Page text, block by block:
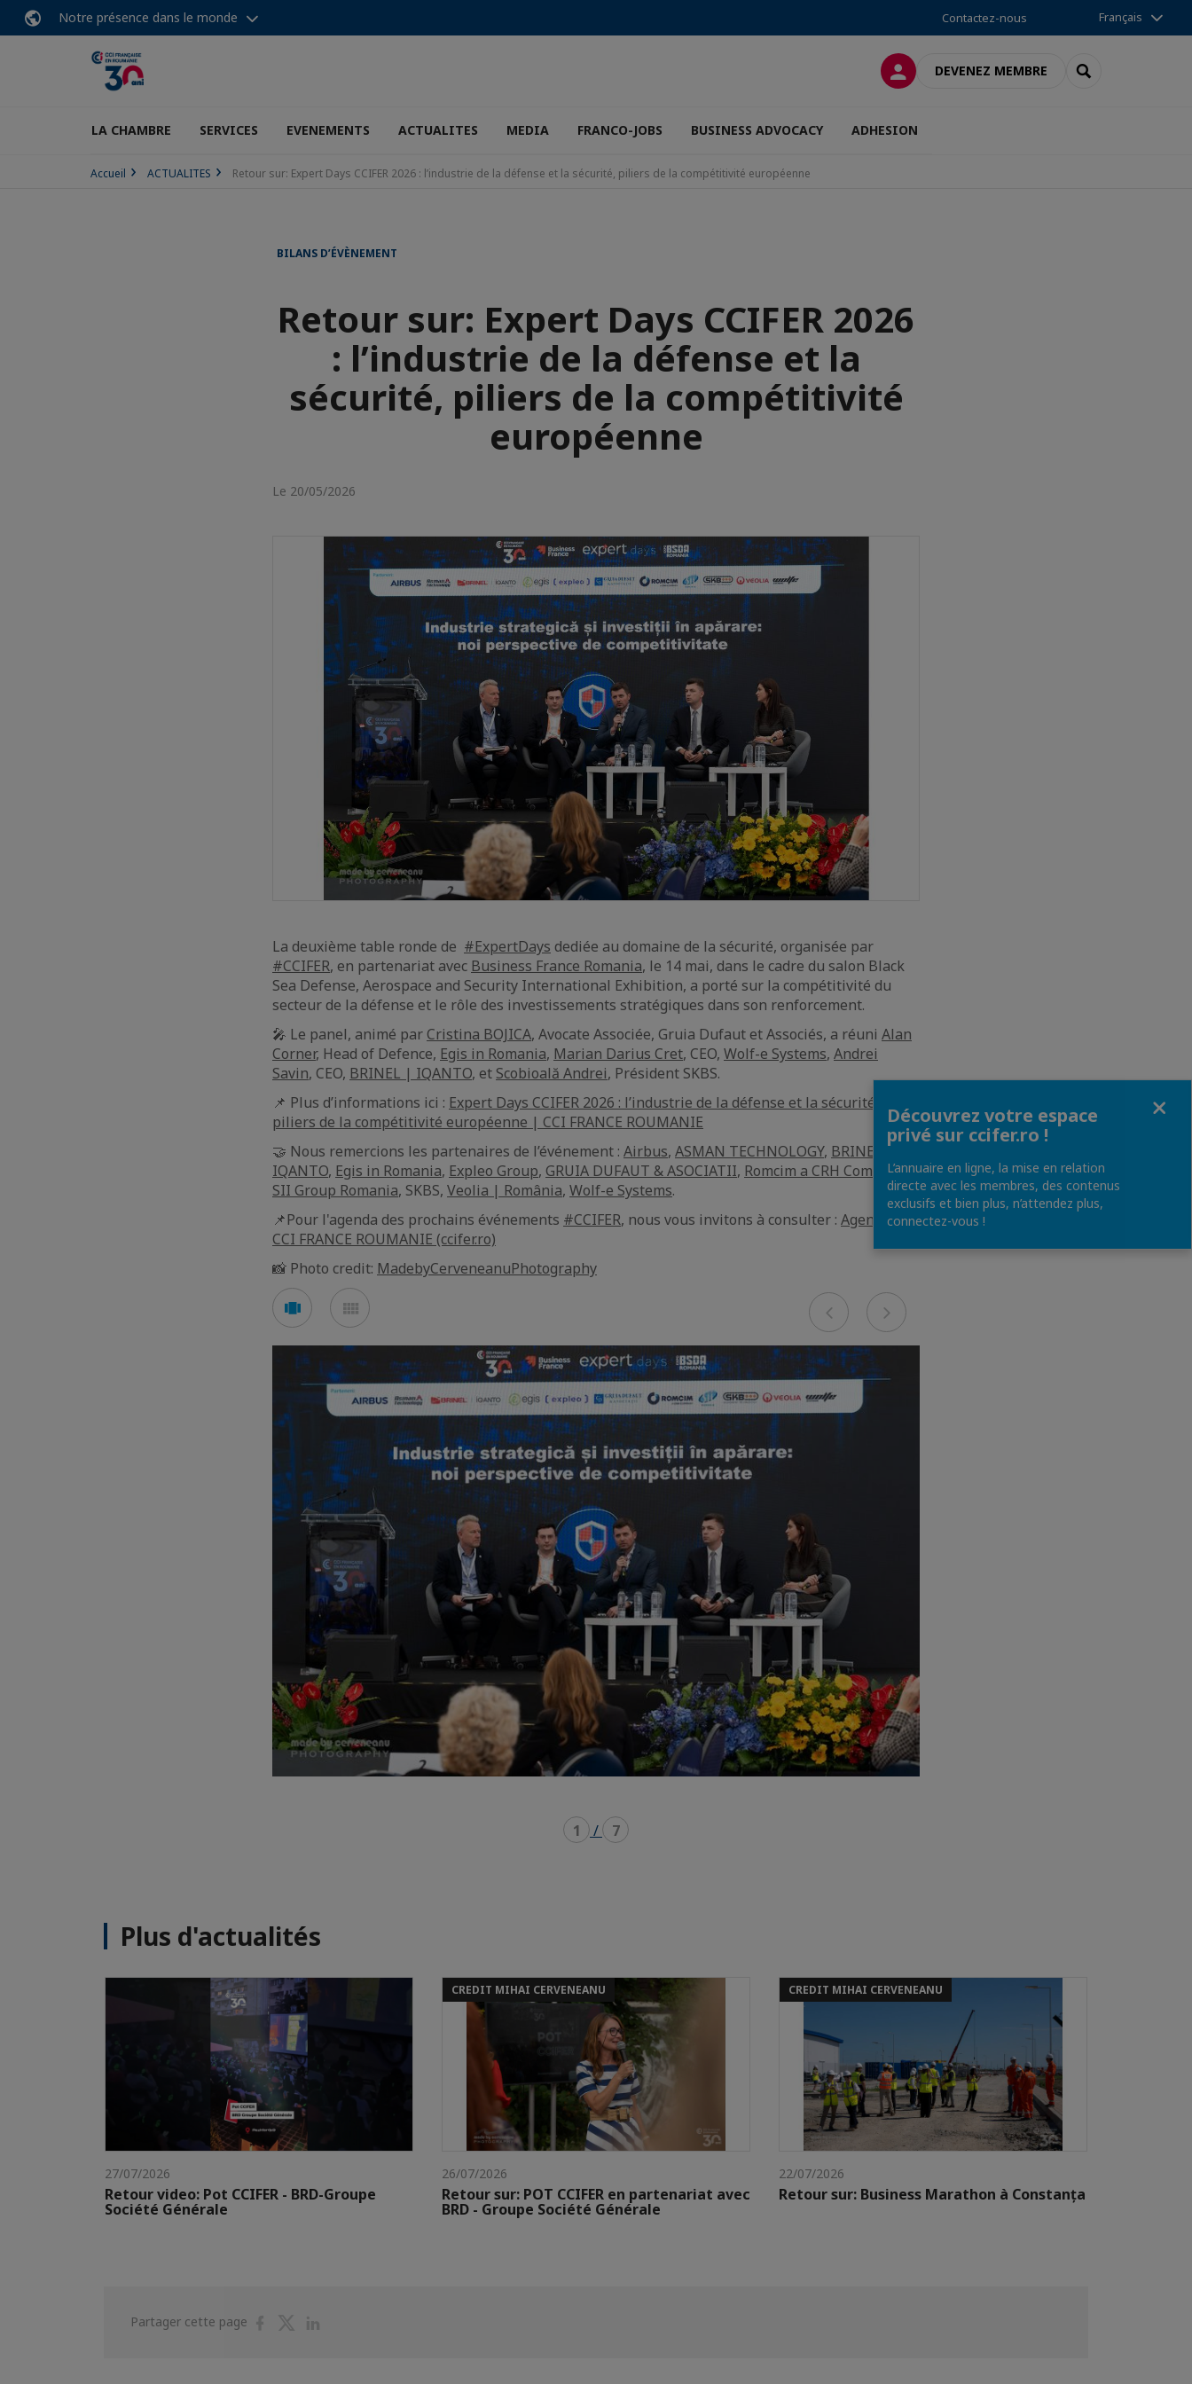
Notre présence dans le monde Contactez-nous Français
CONNEXIONDEVENEZ MEMBRE RECHERCHER
LA CHAMBRE SERVICES EVENEMENTS ACTUALITES MEDIA FRANCO-JOBS BUSINESS ADVOCACY ADHESION
Accueil ACTUALITES Retour sur: Expert Days CCIFER 2026 : l’industrie de la défense et la sécurité, piliers de la compétitivité européenne
BILANS D’ÉVÈNEMENT
Retour sur: Expert Days CCIFER 2026
: l’industrie de la défense et la
sécurité, piliers de la compétitivité
européenne
Le 20/05/2026
La deuxième table ronde de #ExpertDays dediée au domaine de la sécurité, organisée par
#CCIFER, en partenariat avec Business France Romania, le 14 mai, dans le cadre du salon Black
Sea Defense, Aerospace and Security International Exhibition, a porté sur la compétitivité du
secteur de la défense et le rôle des investissements stratégiques dans son renforcement.
🎤 Le panel, animé par Cristina BOJICA, Avocate Associée, Gruia Dufaut et Associés, a réuni Alan
Corner, Head of Defence, Egis in Romania, Marian Darius Cret, CEO, Wolf-e Systems, Andrei
Savin, CEO, BRINEL | IQANTO, et Scobioală Andrei, Président SKBS.
📌 Plus d’informations ici : Expert Days CCIFER 2026 : l’industrie de la défense et la sécurité,
piliers de la compétitivité européenne | CCI FRANCE ROUMANIE
🤝 Nous remercions les partenaires de l’événement : Airbus, ASMAN TECHNOLOGY, BRINEL |
IQANTO, Egis in Romania, Expleo Group, GRUIA DUFAUT & ASOCIATII, Romcim a CRH Company,
SII Group Romania, SKBS, Veolia | România, Wolf-e Systems.
📌Pour l'agenda des prochains événements #CCIFER, nous vous invitons à consulter : Agenda |
CCI FRANCE ROUMANIE (ccifer.ro)
📸 Photo credit: MadebyCerveneanuPhotography
Voir
en
carousel
en
Previous
1 / 7
Plus d'actualités
27/07/2026
Retour video: Pot CCIFER - BRD-Groupe
Société Générale
CREDIT MIHAI CERVENEANU
26/07/2026
Retour sur: POT CCIFER en partenariat avec
BRD - Groupe Société Générale
CREDIT MIHAI CERVENEANU
22/07/2026
Retour sur: Business Marathon à Constanța
Partager cette page
PartagerPartager
Découvrez votre espace
privé sur ccifer.ro !
L’annuaire en ligne, la mise en relation
directe avec les membres, des contenus
exclusifs et bien plus, n’attendez plus,
connectez-vous !